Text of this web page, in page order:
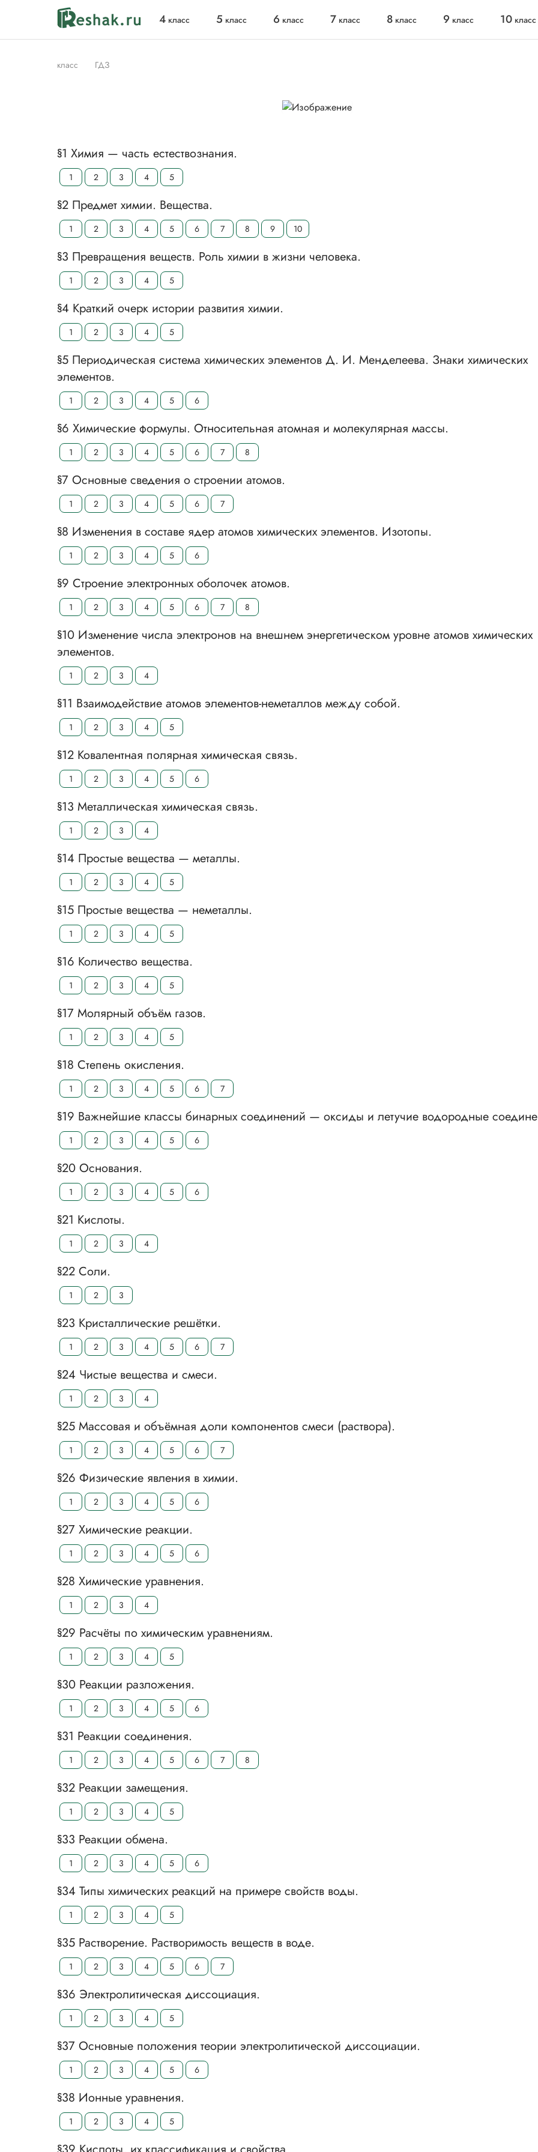
4 класс 5 класс 6 класс 7 класс 8 класс 9 класс 10 класс
класс ГДЗ
§1 Химия — часть естествознания.
1 2 3 4 5
§2 Предмет химии. Вещества.
1 2 3 4 5 6 7 8 9 10
§3 Превращения веществ. Роль химии в жизни человека.
1 2 3 4 5
§4 Краткий очерк истории развития химии.
1 2 3 4 5
§5 Периодическая система химических элементов Д. И. Менделеева. Знаки химических
элементов.
1 2 3 4 5 6
§6 Химические формулы. Относительная атомная и молекулярная массы.
1 2 3 4 5 6 7 8
§7 Основные сведения о строении атомов.
1 2 3 4 5 6 7
§8 Изменения в составе ядер атомов химических элементов. Изотопы.
1 2 3 4 5 6
§9 Строение электронных оболочек атомов.
1 2 3 4 5 6 7 8
§10 Изменение числа электронов на внешнем энергетическом уровне атомов химических
элементов.
1 2 3 4
§11 Взаимодействие атомов элементов-неметаллов между собой.
1 2 3 4 5
§12 Ковалентная полярная химическая связь.
1 2 3 4 5 6
§13 Металлическая химическая связь.
1 2 3 4
§14 Простые вещества — металлы.
1 2 3 4 5
§15 Простые вещества — неметаллы.
1 2 3 4 5
§16 Количество вещества.
1 2 3 4 5
§17 Молярный объём газов.
1 2 3 4 5
§18 Степень окисления.
1 2 3 4 5 6 7
§19 Важнейшие классы бинарных соединений — оксиды и летучие водородные
1 2 3 4 5 6
§20 Основания.
1 2 3 4 5 6
§21 Кислоты.
1 2 3 4
§22 Соли.
1 2 3
§23 Кристаллические решётки.
1 2 3 4 5 6 7
§24 Чистые вещества и смеси.
1 2 3 4
§25 Массовая и объёмная доли компонентов смеси (раствора).
1 2 3 4 5 6 7
§26 Физические явления в химии.
1 2 3 4 5 6
§27 Химические реакции.
1 2 3 4 5 6
§28 Химические уравнения.
1 2 3 4
§29 Расчёты по химическим уравнениям.
1 2 3 4 5
§30 Реакции разложения.
1 2 3 4 5 6
§31 Реакции соединения.
1 2 3 4 5 6 7 8
§32 Реакции замещения.
1 2 3 4 5
§33 Реакции обмена.
1 2 3 4 5 6
§34 Типы химических реакций на примере свойств воды.
1 2 3 4 5
§35 Растворение. Растворимость веществ в воде.
1 2 3 4 5 6 7
§36 Электролитическая диссоциация.
1 2 3 4 5
§37 Основные положения теории электролитической диссоциации.
1 2 3 4 5 6
§38 Ионные уравнения.
1 2 3 4 5